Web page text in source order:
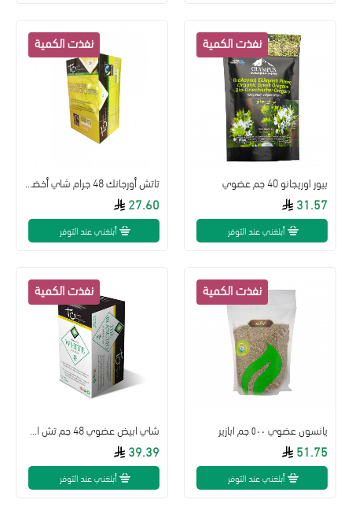
بيور اوريجانو 40 جم عضوي
31.57
أبلغني عند التوفر
27.60
أبلغني عند التوفر
يانسون عضوي ٥٠٠ جم ابازير
51.75
أبلغني عند التوفر
39.39
أبلغني عند التوفر